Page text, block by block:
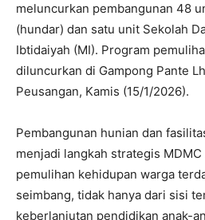
meluncurkan pembangunan 48
(hundar) dan satu unit Sekolah
Ibtidaiyah (MI). Program
diluncurkan di Gampong Pante
Peusangan, Kamis (15/1/2026).
Pembangunan hunian dan
menjadi langkah strategis
pemulihan kehidupan warga
seimbang, tidak hanya dari sisi
keberlanjutan pendidikan anak-